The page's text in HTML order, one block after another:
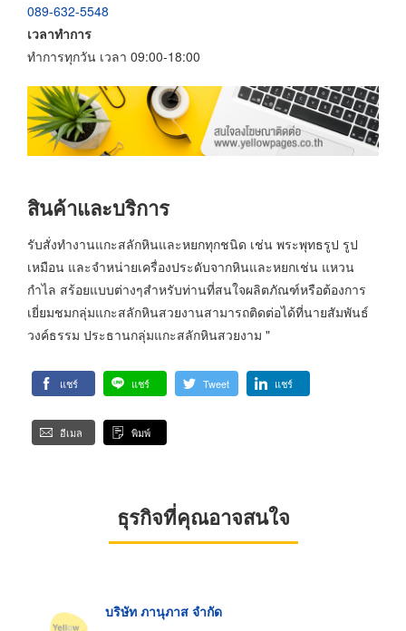
089-632-5548
เวลาทำการ
ทำการทุกวัน เวลา 09:00-18:00
สินค้าและบริการ
รับสั่งทำงานแกะสลักหินและหยกทุกชนิด เช่น พระพุทธรูป รูป
เหมือน และจำหน่ายเครื่องประดับจากหินและหยกเช่น แหวน
กำไล สร้อยแบบต่างๆสำหรับท่านที่สนใจผลิตภัณฑ์หรือต้องการ
เยี่ยมชมกลุ่มแกะสลักหินสวยงานสามารถติดต่อได้ที่นายสัมพันธ์
วงค์ธรรม ประธานกลุ่มแกะสลักหินสวยงาม "
แชร์ แชร์ Tweet แชร์
อีเมล พิมพ์
ธุรกิจที่คุณอาจสนใจ
บริษัท ภานุภาส จำกัด